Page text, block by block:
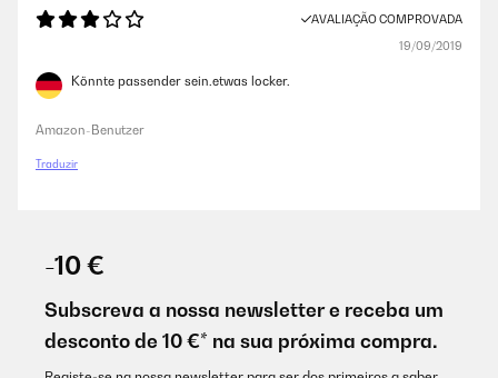
AVALIAÇÃO COMPROVADA
19/09/2019
Könnte passender sein.etwas locker.
Amazon-Benutzer
Traduzir
-10 €
Subscreva a nossa newsletter e receba um
desconto de 10 €* na sua próxima compra.